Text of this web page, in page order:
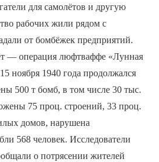
для самолётов и другую
рабочих жили рядом с
от бомбёжек предприятий.
— операция люфтваффе «Лунная
ноября 1940 года продолжался
500 т бомб, в том числе 30 тыс.
75 проц. строений, 33 проц.
домов, нарушена
568 человек. Исследователи
о потрясении жителей